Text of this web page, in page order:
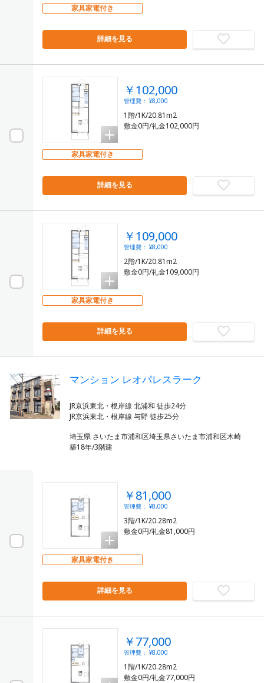
家具家電付き
詳細を見る
￥102,000
管理費： ¥8,000
1階/1K/20.81m2
敷金0円/礼金102,000円
家具家電付き
詳細を見る
￥109,000
管理費： ¥8,000
2階/1K/20.81m2
敷金0円/礼金109,000円
家具家電付き
詳細を見る
マンション レオパレスラーク
JR京浜東北・根岸線 北浦和 徒歩24分
埼玉県 さいたま市浦和区埼玉県さいたま市浦和区木崎
築18年/3階建
￥81,000
管理費： ¥8,000
3階/1K/20.28m2
敷金0円/礼金81,000円
家具家電付き
詳細を見る
￥77,000
管理費： ¥8,000
1階/1K/20.28m2
敷金0円/礼金77,000円